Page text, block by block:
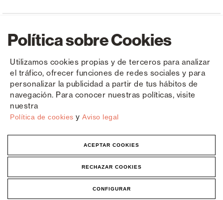
Política sobre Cookies
Utilizamos cookies propias y de terceros para analizar
el tráfico, ofrecer funciones de redes sociales y para
personalizar la publicidad a partir de tus hábitos de
navegación. Para conocer nuestras políticas, visite
nuestra
Política de cookies y Aviso legal
ACEPTAR COOKIES
RECHAZAR COOKIES
CONFIGURAR
Copyright © Saxun 2023 - 2026 Política de privacidad Aviso legal Cookies